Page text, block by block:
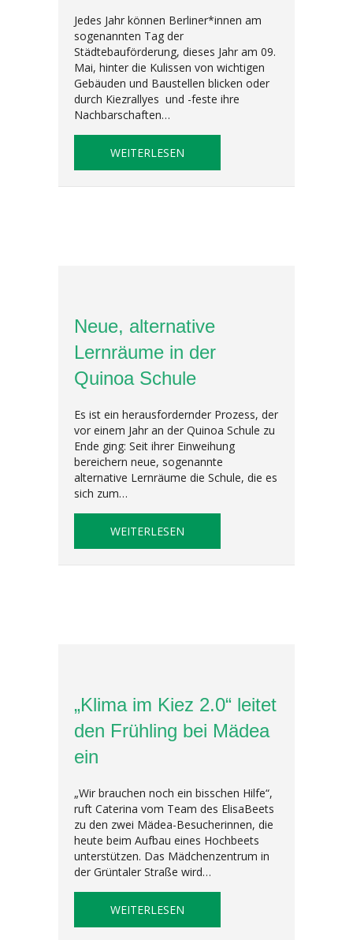
Jedes Jahr können Berliner*innen am
sogenannten Tag der
Städtebauförderung, dieses Jahr am 09.
Mai, hinter die Kulissen von wichtigen
Gebäuden und Baustellen blicken oder
durch Kiezrallyes und -feste ihre
Nachbarschaften…
WEITERLESEN
Neue, alternative
Lernräume in der
Quinoa Schule
Es ist ein herausfordernder Prozess, der
vor einem Jahr an der Quinoa Schule zu
Ende ging: Seit ihrer Einweihung
bereichern neue, sogenannte
alternative Lernräume die Schule, die es
sich zum…
WEITERLESEN
„Klima im Kiez 2.0“ leitet
den Frühling bei Mädea
ein
„Wir brauchen noch ein bisschen Hilfe“,
ruft Caterina vom Team des ElisaBeets
zu den zwei Mädea-Besucherinnen, die
heute beim Aufbau eines Hochbeets
unterstützen. Das Mädchenzentrum in
der Grüntaler Straße wird…
WEITERLESEN